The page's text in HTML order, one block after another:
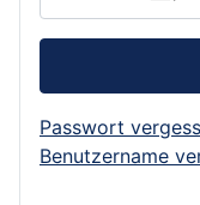
Passwort
Benutzername